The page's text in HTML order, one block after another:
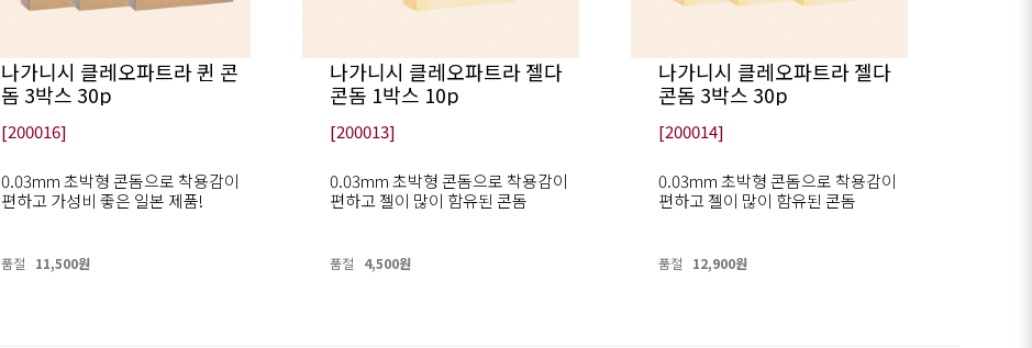
나가니시 클레오파트라 퀸 콘
돔 3박스 30p
[200016]
0.03mm 초박형 콘돔으로 착용감이
편하고 가성비 좋은 일본 제품!
품절 11,500원
나가니시 클레오파트라 젤다
콘돔 1박스 10p
[200013]
0.03mm 초박형 콘돔으로 착용감이
편하고 젤이 많이 함유된 콘돔
품절 4,500원
나가니시 클레오파트라 젤다
콘돔 3박스 30p
[200014]
0.03mm 초박형 콘돔으로 착용감이
편하고 젤이 많이 함유된 콘돔
품절 12,900원